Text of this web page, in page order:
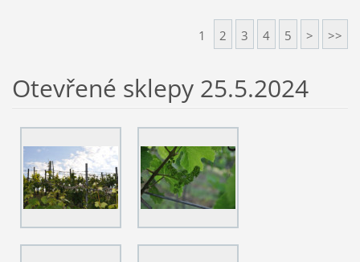
1 2 3 4 5 > >>
Otevřené sklepy 25.5.2024